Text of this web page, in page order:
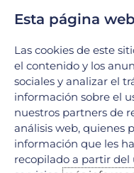
Servicios
Urgencias
Laboratorio Clínico
Laboratorio de
Hospitalización
Imagenología
Hemodinamia
Esta página
Las cookies de este
el contenido y los
sociales y analizar el
información sobre el
nuestros partners de
análisis web, quienes
información que les
recopilado a partir del